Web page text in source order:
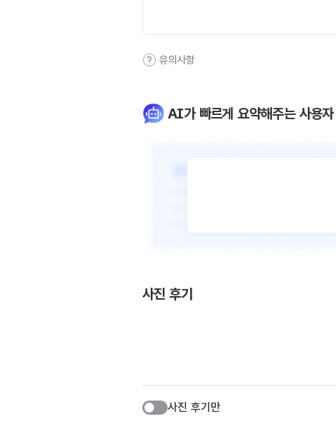
유의사항
AI가 빠르게 요약해주는 사용
사진 후기
사진 후기만